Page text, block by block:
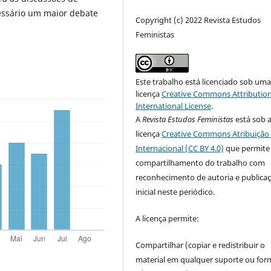
um maior debate
Copyright (c) 2022 Revista Estudos
Feministas
Este trabalho está licenciado sob uma
licençaCreative Commons
International License.
ARevista Estudos Feministasestá sob
licençaCreative Commons Atribuição
Internacional (CC BY 4.0) que
compartilhamento do trabalho com
reconhecimento de autoria e
inicial neste periódico.
A licença permite:
Compartilhar (copiar e redistribuir o
material em qualquer suporte ou